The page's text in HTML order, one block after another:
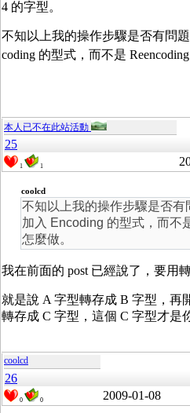
4 的字型。
不知以上我的操作步驟是否有問
coding 的型式，而不是
本人已不在此站活動
25
1 1
coolcd
不知以上我的操作步驟是否有
加入 Encoding 的型式，而不
怎麼做。
我在前面的 post 已經說了，要用
就是說 A 字型轉存成 B 字型，再
轉存成 C 字型，這個 C 字型才是
coolcd
26
0 0 2009-01-08